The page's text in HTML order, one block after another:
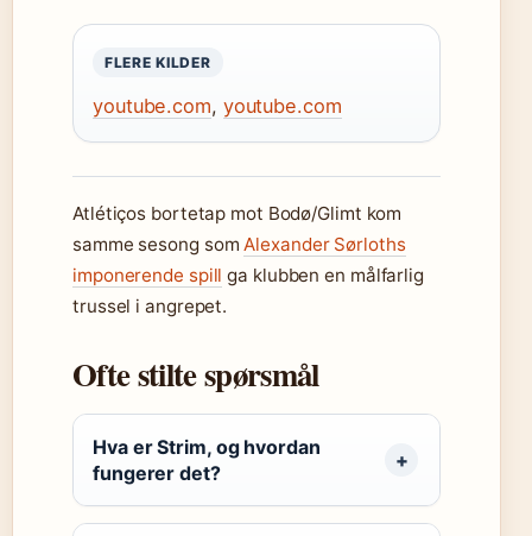
FLERE KILDER
youtube.com, youtube.com
Atlétiços bortetap mot Bodø/Glimt kom
samme sesong somAlexander Sørloths
imponerende spill ga klubben en målfarlig
trussel i angrepet.
Ofte stilte spørsmål
Hva er Strim, og hvordan
fungerer det?